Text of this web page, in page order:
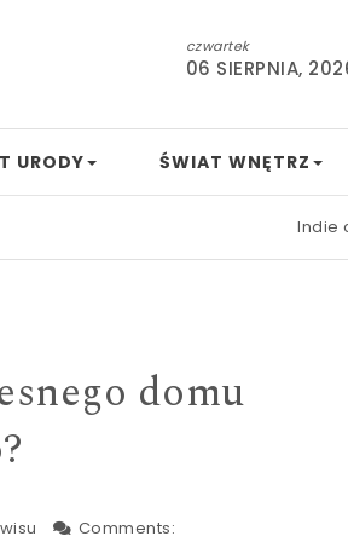
czwartek
06 SIERPNIA,
URODY ŚWIAT WNĘTRZ
Indie coraz
domu
Comments: